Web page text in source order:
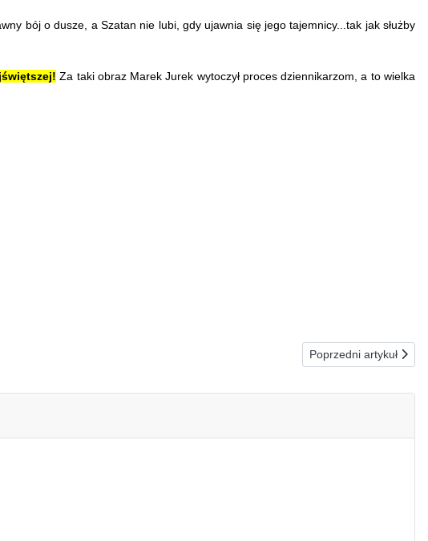
bój o dusze, a Szatan nie lubi, gdy ujawnia się jego tajemnicy...tak jak służby
Za taki obraz Marek Jurek wytoczył proces dziennikarzom, a to wielka
Następna strona:
Poprzedni artykuł